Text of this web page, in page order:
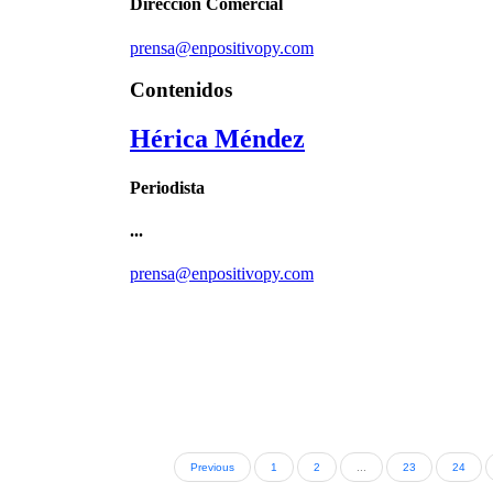
Previous 1 2 ... 23 24